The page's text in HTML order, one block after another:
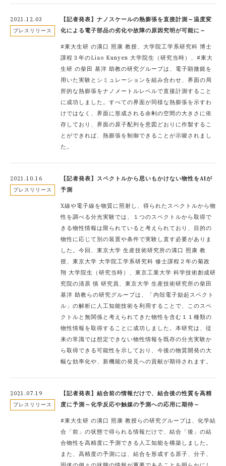
2021.12.03
プレスリリース
【記者発表】ナノスケールの熱膨張を直接計測～温度変
化による電子部品の劣化や故障の原因究明が可能に～
#東大生研 の溝口 照康 教授、大学院工学系研究科 博士
課程３年のLiao Kunyen 大学院生（研究当時）、#東大
生研 の柴田 基洋 助教の研究グループは、電子顕微鏡を
用いた実験とシミュレーションを組み合わせ、界面の局
所的な熱膨張をナノメートルレベルで直接計測すること
に成功しました。すべての界面が同様な熱膨張を示すわ
けではなく、界面に形成される余剰の空間の大きさに依
存しており、界面の原子配列を意図どおりに作製するこ
とができれば、熱膨張を制御できることが示唆されまし
た。
2021.10.16
プレスリリース
【記者発表】スペクトルから思いもかけない物性をAIが
予測
X線や電子線を物質に照射し、得られたスペクトルから物
性を調べる分光実験では、１つのスペクトルから取得で
きる物性情報は限られていると考えられており、目的の
物性に応じて別の装置や条件で実験し直す必要がありま
した。今回、東京大学 生産技術研究所の溝口 照康 教
授、東京大学 大学院工学系研究科 修士課程２年の菊政
翔 大学院生（研究当時）、東京工業大学 科学技術創成研
究院の清原 慎 研究員、東京大学 生産技術研究所の柴田
基洋 助教らの研究グループは、「内殻電子励起スペクト
ル」の解析に人工知能技術を利用することで、このスペ
クトルと無関係と考えられてきた物性を含む１１種類の
物性情報を取得することに成功しました。本研究は、従
来の常識では想定できない物性情報を既存の分光実験か
ら取得できる可能性を示しており、今後の物質開発の大
幅な効率化や、新機能の発見への貢献が期待されます。
2021.07.19
プレスリリース
【記者発表】結合前の情報だけで、結合後の性質を高精
度に予測～化学反応や触媒の予測への応用に期待～
#東大生研 の溝口 照康 教授らの研究グループは、化学結
合「前」の状態で得られる情報だけで、結合「後」の結
合物性を高精度に予測できる人工知能を構築しました。
また、高精度の予測には、結合を形成する原子、分子、